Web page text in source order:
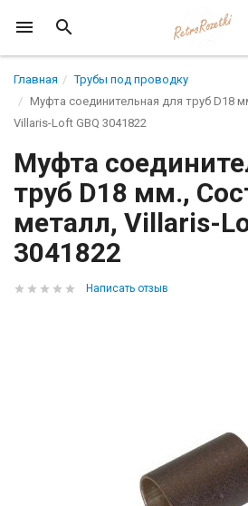
Главная
Трубы под проводку
Муфта соединительная для труб D18
Villaris-Loft GBQ 3041822
Муфта
труб D18 мм.,
металл, Villaris-
3041822
Написать отзыв